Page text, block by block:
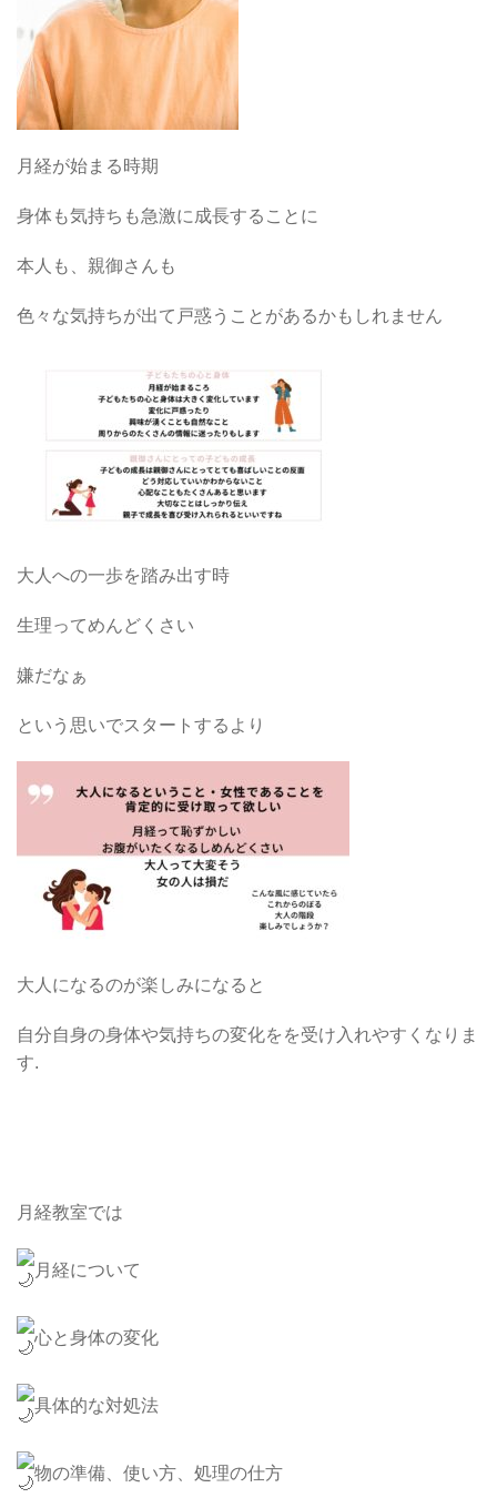
月経が始まる時期
身体も気持ちも急激に成長することに
本人も、親御さんも
色々な気持ちが出て戸惑うことがあるかもしれません
大人への一歩を踏み出す時
生理ってめんどくさい
嫌だなぁ
という思いでスタートするより
大人になるのが楽しみになると
自分自身の身体や気持ちの変化をを受け入れやすくなりま
す.
月経教室では
月経について
心と身体の変化
具体的な対処法
物の準備、使い方、処理の仕方